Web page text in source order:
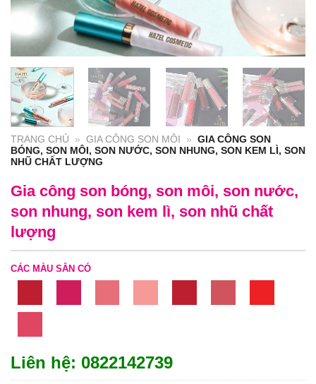
TRANG CHỦ » GIA CÔNG SON MÔI »
GIA CÔNG SON
BÓNG, SON MÔI, SON NƯỚC, SON NHUNG, SON KEM LÌ, SON
NHŨ CHẤT LƯỢNG
Gia công son bóng, son môi, son nước,
son nhung, son kem lì, son nhũ chất
lượng
CÁC MÀU SẴN CÓ
Liên hệ: 0822142739